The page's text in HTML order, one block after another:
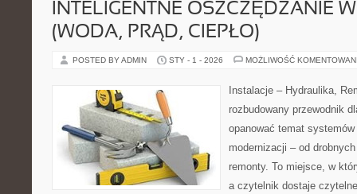
INTELIGENTNE OSZCZĘDZANIE
(WODA, PRĄD, CIEPŁO)
POSTED BY ADMIN STY - 1 - 2026 MOŻLIWOŚĆ
Instalacje – Hydraulika,
rozbudowany przewodnik
opanować temat
modernizacji – od
remonty. To miejsce, w
a czytelnik dostaje